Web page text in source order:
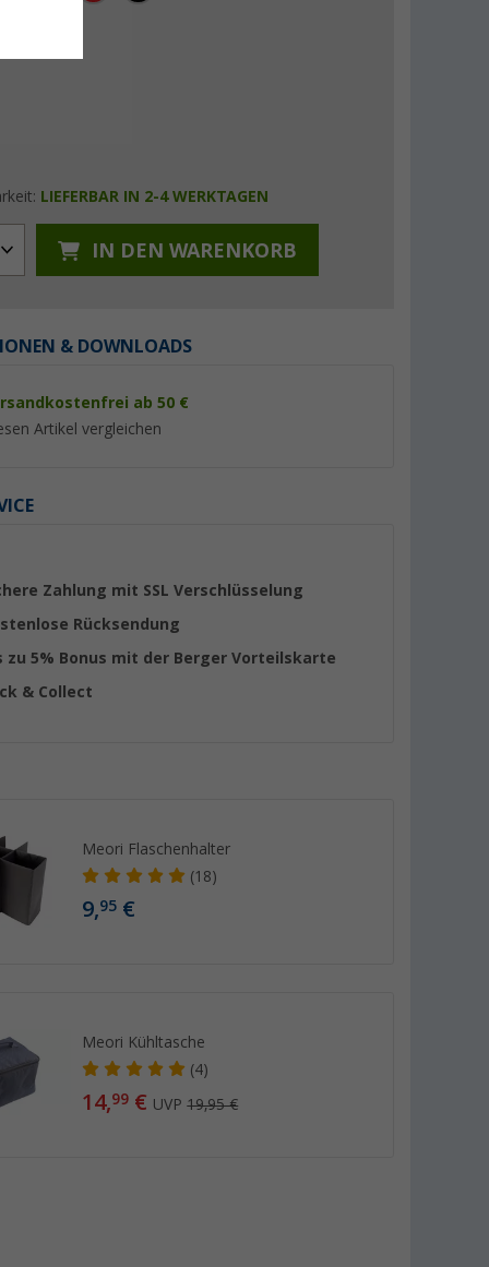
LIEFERBAR IN 2-4 WERKTAGEN
IN DEN WARENKORB
& DOWNLOADS
ab 50 €
Artikel vergleichen
Zahlung mit SSL Verschlüsselung
Rücksendung
zu 5% Bonus mit der Berger Vorteilskarte
& Collect
Meori Flaschenhalter
(18)
9,95 €
Meori Kühltasche
(4)
14,99 € UVP19,95 €
Organizer M
13, 99€